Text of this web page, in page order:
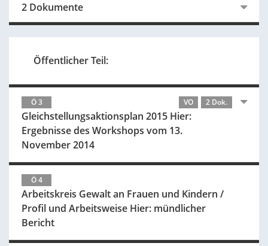
2 Dokumente
Öffentlicher Teil:
Ö 3 VO 2 Dok.
Gleichstellungsaktionsplan 2015 Hier:
Ergebnisse des Workshops vom 13.
November 2014
Ö 4
Arbeitskreis Gewalt an Frauen und Kindern /
Profil und Arbeitsweise Hier: mündlicher
Bericht